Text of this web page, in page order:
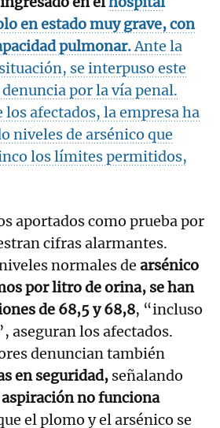
en estado muy grave, con
pulmonar.Ante la
se interpuso este
por la vía penal.
los afectados, la empresa ha
niveles de arsénico que
los límites permitidos,
aportados como prueba por
cifras alarmantes.
normales de arsénico
por litro de orina, se han
de 68,5 y 68,8, “incluso
aseguran los afectados.
denuncian también
en seguridad, señalando
no funciona
el plomo y el arsénico se